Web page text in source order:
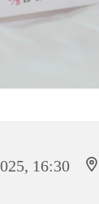
16:30